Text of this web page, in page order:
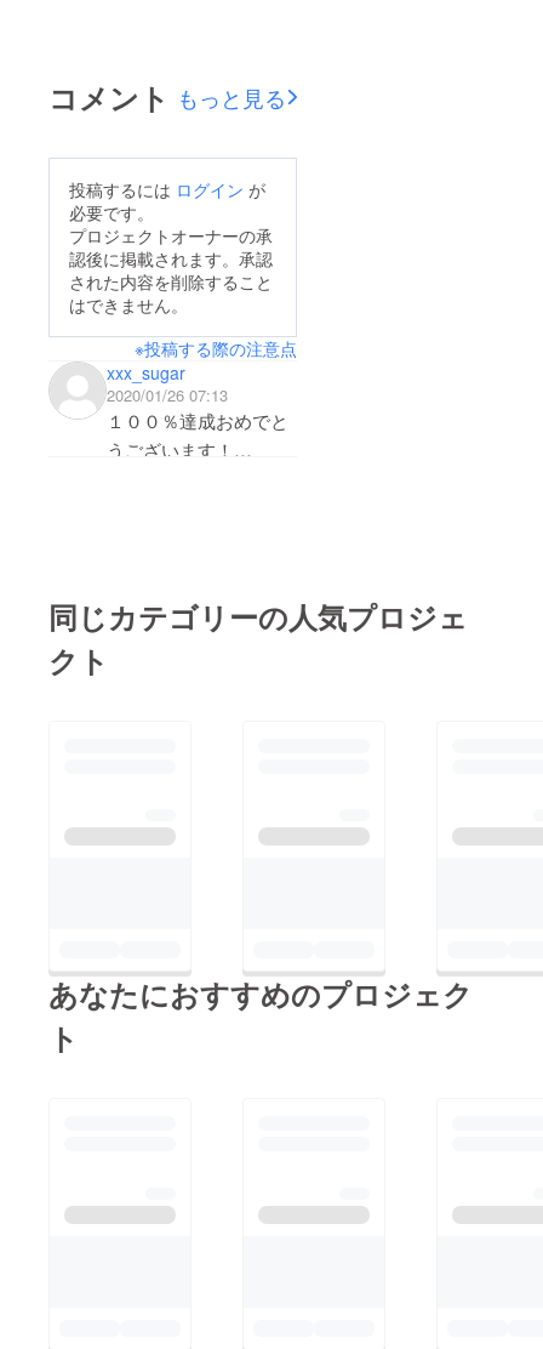
コメント もっと見る
投稿するには ログイン が
必要です。
プロジェクトオーナーの承
認後に掲載されます。承認
された内容を削除すること
はできません。
※投稿する際の注意点
xxx_sugar
2020/01/26 07:13
１００％達成おめでと
うございます！
同じカテゴリーの人気プロジェ
クト
あなたにおすすめのプロジェク
ト